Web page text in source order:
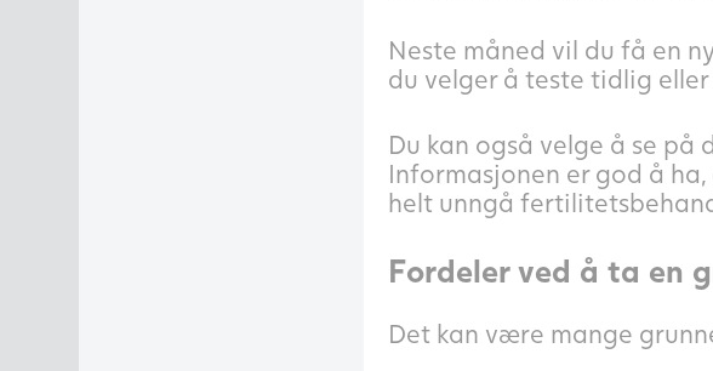
Neste måned vil du få en
du velger å teste tidlig
Du kan også velge å se
Informasjonen er god å
helt unngå
Fordeler ved å ta en
Det kan være mange